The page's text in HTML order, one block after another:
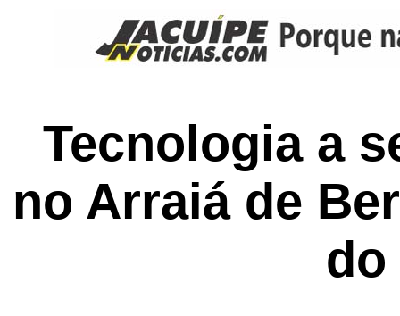
Tecnologia a
no Arraiá de
do